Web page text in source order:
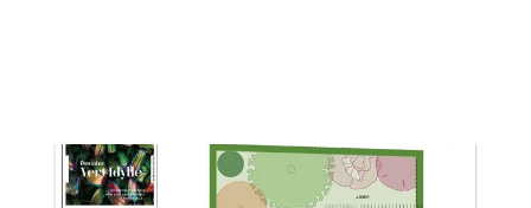
NARBONNE 11
62,65 m2, 3 pièces